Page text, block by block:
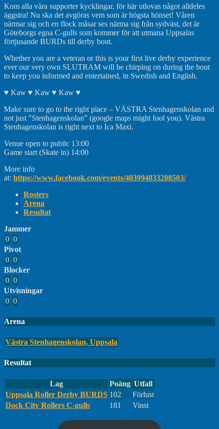
Kom alla våra supporter kycklingar, för här utlovas något alldeles
äggstra! Nu ska det avgöras vem som är högsta hönset! Våren
närmar sig och en flock måsar ses närma sig från sydväst, det är
Göteborgs egna C-gulls som kommer för att utmana Uppsalas
förtjusande BURDs till derby bout.
Whether you are a veteran or this is your first live derby experience
ever our very own SLUTRAM will be chirping on during the bout
to keep you informed and entertained, in Swedish and English.
♥ Kaw ♥ Kaw ♥ Kaw ♥
Make sure to go to the right place – VÄSTRA Stenhagenskolan and
not just ”Stenhagenskolan” (google maps might fool you). Västra
Stenhagenskolan is right next to Ica Maxi.
Venue open to pubilc 13:00
Game start (Skate in) 14:00
More info
at: https://www.facebook.com/events/403994833288503/
Rosters
Arena
Resultat
Jammer
0 0
Pivot
0 0
Blocker
0 0
Utvisningar
0 0
Arena
Västra Stenhagenskolan, Uppsala
Resultat
Lag Poäng Utfall
Uppsala Roller Derby BURDS 102
Förlust
Dock City Rollers C-gulls
181 Vinst